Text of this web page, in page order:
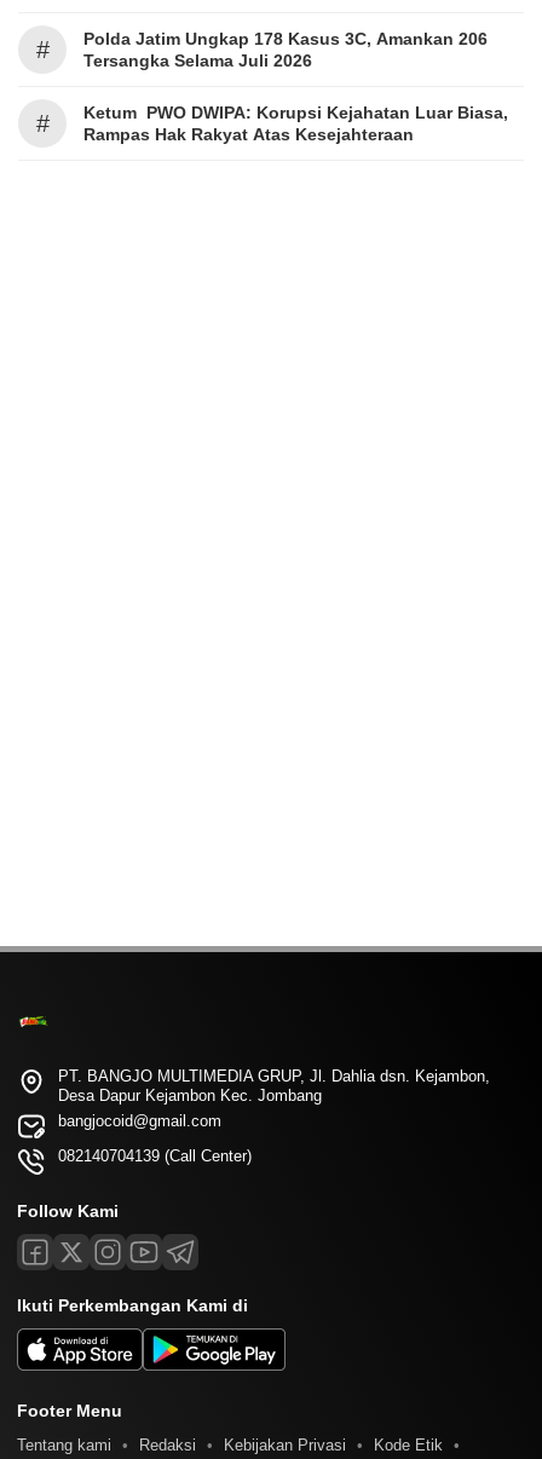
#
Polda Jatim Ungkap 178 Kasus 3C, Amankan 206
Tersangka Selama Juli 2026
#
Ketum PWO DWIPA: Korupsi Kejahatan Luar Biasa,
Rampas Hak Rakyat Atas Kesejahteraan
PT. BANGJO MULTIMEDIA GRUP, Jl. Dahlia dsn. Kejambon,
Desa Dapur Kejambon Kec. Jombang
bangjocoid@gmail.com
082140704139 (Call Center)
Follow Kami
Ikuti Perkembangan Kami di
Footer Menu
Tentang kami Redaksi Kebijakan Privasi
Kode Etik